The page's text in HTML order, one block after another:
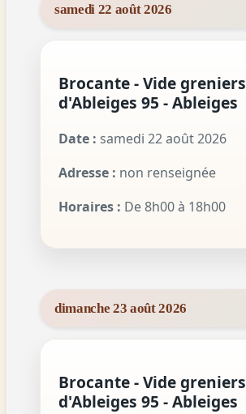
samedi 22 août 2026
Brocante - Vide greniers
d'Ableiges 95 - Ableiges
Date : samedi 22 août 2026
Adresse : non renseignée
Horaires : De 8h00 à 18h00
dimanche 23 août 2026
Brocante - Vide greniers
d'Ableiges 95 - Ableiges